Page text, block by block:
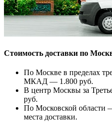
Стоимость доставки по
По Москве в пределах
МКАД — 1.800 руб.
В центр Москвы за
руб.
По Московской области
места доставки.